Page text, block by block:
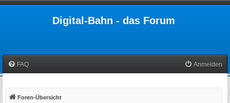
Digital-Bahn - das Forum
FAQ Anmelden
Foren-Übersicht